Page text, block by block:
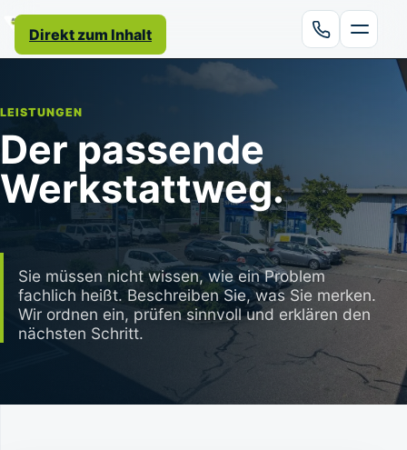
Direkt zum Inhalt
LEISTUNGEN
Der passende
Werkstattweg.
Sie müssen nicht wissen, wie ein Problem
fachlich heißt. Beschreiben Sie, was Sie merken.
Wir ordnen ein, prüfen sinnvoll und erklären den
nächsten Schritt.